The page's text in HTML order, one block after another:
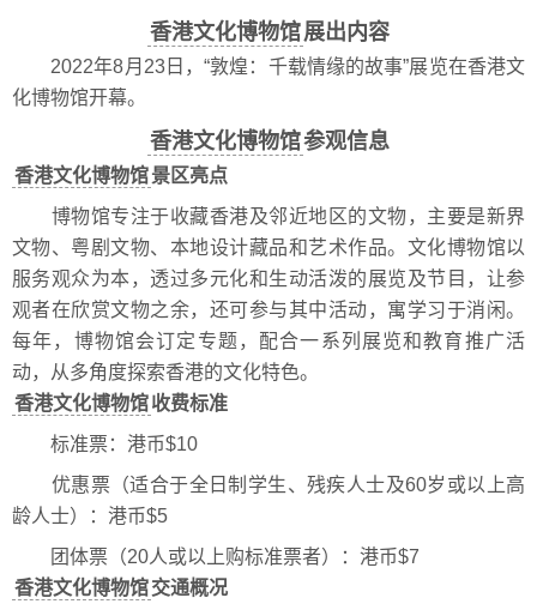
香港文化博物馆展出内容
2022年8月23日，“敦煌：千载情缘的故事”展览在香港文
化博物馆开幕。
香港文化博物馆参观信息
香港文化博物馆景区亮点
博物馆专注于收藏香港及邻近地区的文物，主要是新界
文物、粤剧文物、本地设计藏品和艺术作品。文化博物馆以
服务观众为本，透过多元化和生动活泼的展览及节目，让参
观者在欣赏文物之余，还可参与其中活动，寓学习于消闲。
每年，博物馆会订定专题，配合一系列展览和教育推广活
动，从多角度探索香港的文化特色。
香港文化博物馆收费标准
标准票：港币$10
优惠票（适合于全日制学生、残疾人士及60岁或以上高
龄人士）：港币$5
团体票（20人或以上购标准票者）：港币$7
香港文化博物馆交通概况